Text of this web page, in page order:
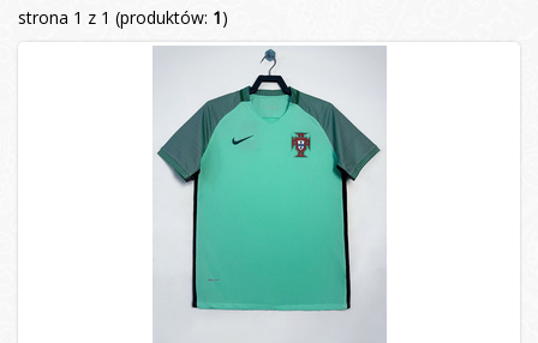
strona 1 z 1 (produktów: 1)